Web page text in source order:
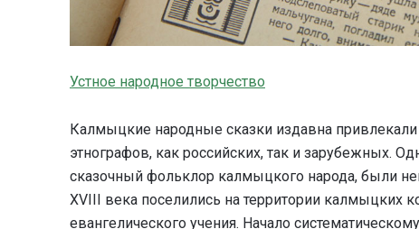
Устное народное творчество
Калмыцкие народные сказки издавна
этнографов, как российских, так и зарубежных.
сказочный фольклор калмыцкого народа, были
XVIII века поселились на территории калмыцких
евангелического учения. Начало